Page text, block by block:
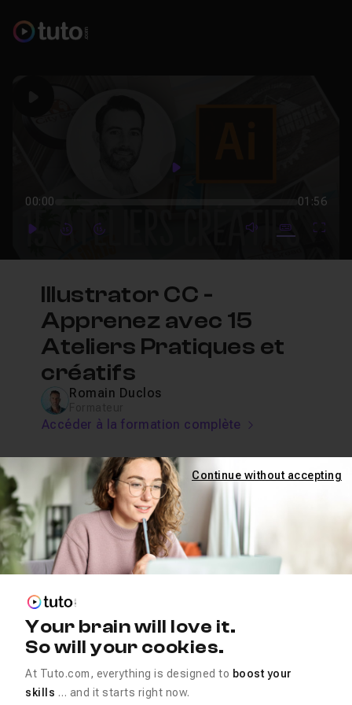
Play
00:00 01:56
PlayForwardForward mute video
Subtitles
Illustrator CC -
Apprenez avec 15
Ateliers Pratiques et
créatifs
Romain Duclos
Accéder à la formation complète